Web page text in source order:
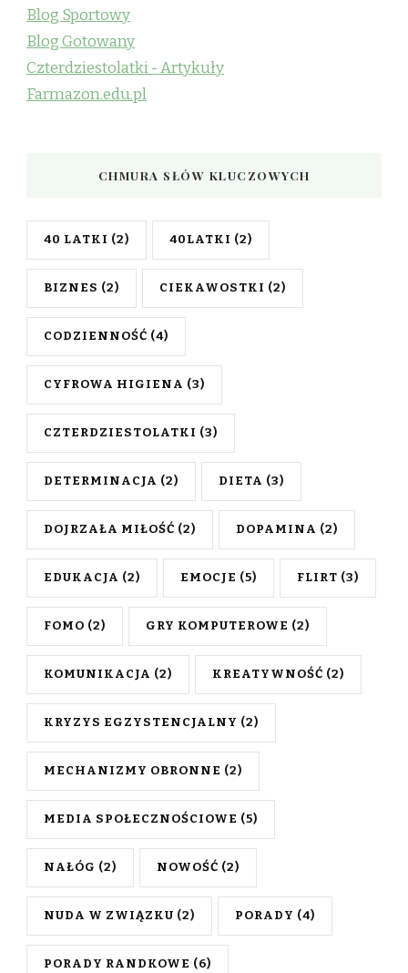
Blog Sportowy
Blog Gotowany
Czterdziestolatki - Artykuły
Farmazon.edu.pl
CHMURA SŁÓW KLUCZOWYCH
40 LATKI (2) 40LATKI (2)
BIZNES (2) CIEKAWOSTKI (2)
CODZIENNOŚĆ (4)
CYFROWA HIGIENA (3)
CZTERDZIESTOLATKI (3)
DETERMINACJA (2) DIETA (3)
DOJRZAŁA MIŁOŚĆ (2) DOPAMINA (2)
EDUKACJA (2) EMOCJE (5) FLIRT (3)
FOMO (2) GRY KOMPUTEROWE (2)
KOMUNIKACJA (2) KREATYWNOŚĆ (2)
KRYZYS EGZYSTENCJALNY (2)
MECHANIZMY OBRONNE (2)
MEDIA SPOŁECZNOŚCIOWE (5)
NAŁÓG (2) NOWOŚĆ (2)
NUDA W ZWIĄZKU (2) PORADY (4)
PORADY RANDKOWE (6)